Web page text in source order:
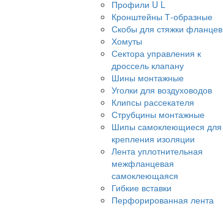
Профили U L
Кронштейны Т-образные
Скобы для стяжки фланцев
Хомуты
Сектора управления к
дроссель клапану
Шины монтажные
Уголки для воздуховодов
Клипсы рассекателя
Струбцины монтажные
Шипы самоклеющиеся для
крепления изоляции
Лента уплотнительная
межфланцевая
самоклеющаяся
Гибкие вставки
Перфорированная лента